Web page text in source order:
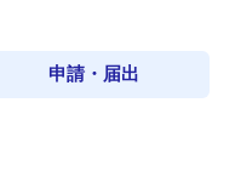
申請・届出